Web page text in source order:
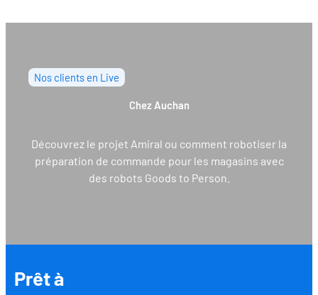
Nos clients en Live
Chez Auchan
Découvrez le projet Amiral ou comment robotiser la
préparation de commande pour les magasins avec
des robots Goods to Person.
Prêt à